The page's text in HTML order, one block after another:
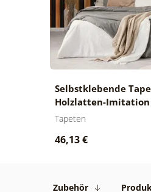
Selbstklebende
Holzlatten-
schwarzem
Tapeten
46,13 €
Zubehör